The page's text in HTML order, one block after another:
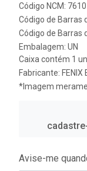
Código NCM:
Código de Barras
Código de Barras
Embalagem: UN
Caixa contém 1 un
Fabricante: FENIX
*Imagem
Avise-me